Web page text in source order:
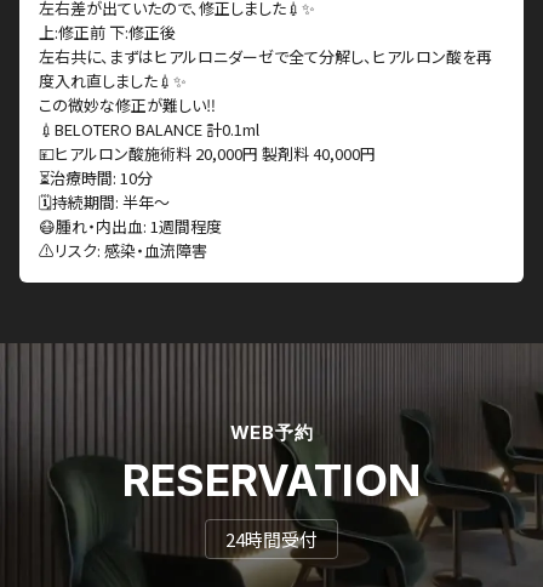
左右差が出ていたので、修正しました💉✨
上:修正前 下:修正後
左右共に、まずはヒアルロニダーゼで全て分解し、ヒアルロン酸を再
度入れ直しました💉✨
この微妙な修正が難しい‼️
💉BELOTERO BALANCE 計0.1ml
💴ヒアルロン酸施術料 20,000円 製剤料 40,000円
⏳治療時間: 10分
🗓持続期間: 半年〜
😷腫れ・内出血: 1週間程度
⚠️リスク: 感染・血流障害
WEB予約
RESERVATION
24時間受付